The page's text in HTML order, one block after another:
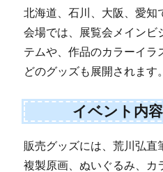
北海道、石川、大阪、愛知
会場では、展覧会メインビ
テムや、作品のカラーイラ
どのグッズも展開されます。
イベント内
販売グッズには、荒川弘直
複製原画、ぬいぐるみ、カ